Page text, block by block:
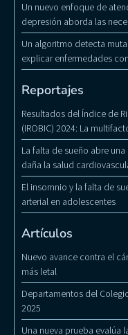
Un nuevo enfoque de
depresión aborda las
Un algoritmo detecta
explicar enfermedades
Reportajes
Resultados del Índice de
(IROBIC) 2024: La
La falta de sueño abre
daña la salud
El insomnio y la falta de
arterial en adolescentes
Artículos
Nuevo avance contra el
más letal
Departamentos del
2025
Una nueva prueba evalúa